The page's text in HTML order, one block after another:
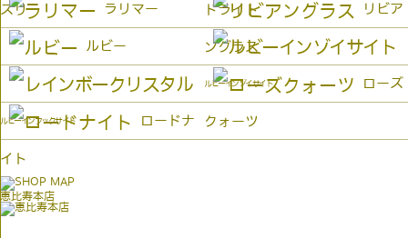
ズリ ドライト
ラリマー リビア
ングラス
ルビー
ルビーインゾイサイト
ルビーインフックサイト
ローズ
クォーツ
ロードナ
イト
恵比寿本店